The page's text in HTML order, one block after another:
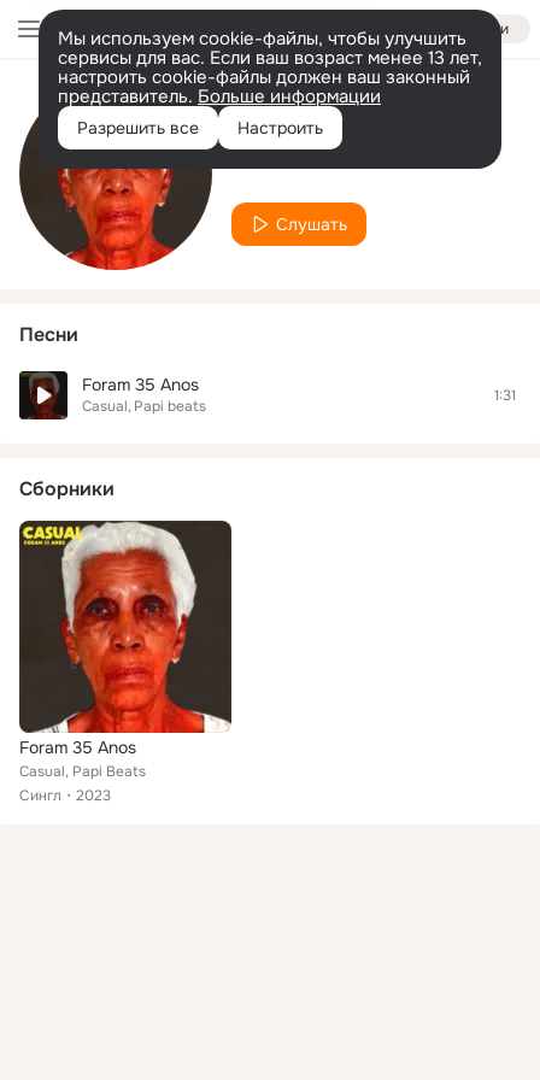
Войти
Мы используем cookie-файлы, чтобы улучшить
сервисы для вас. Если ваш возраст менее 13 лет,
настроить cookie-файлы должен ваш законный
представитель. Больше информации
Разрешить все Настроить
Исполнитель
Casual
Слушать
Песни
Foram 35 Anos
Casual Papi beats
1:31
Сборники
Foram 35 Anos
Casual, Papi Beats
Сингл
2023